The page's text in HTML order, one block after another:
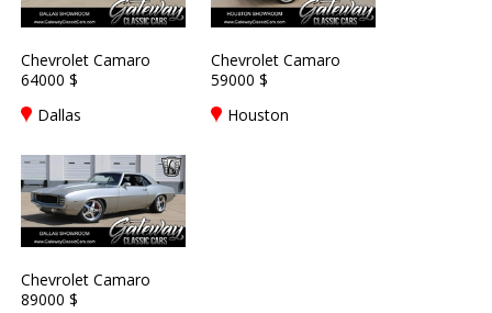
Chevrolet Camaro
64000 $
Dallas
Chevrolet Camaro
59000 $
Houston
Chevrolet Camaro
89000 $